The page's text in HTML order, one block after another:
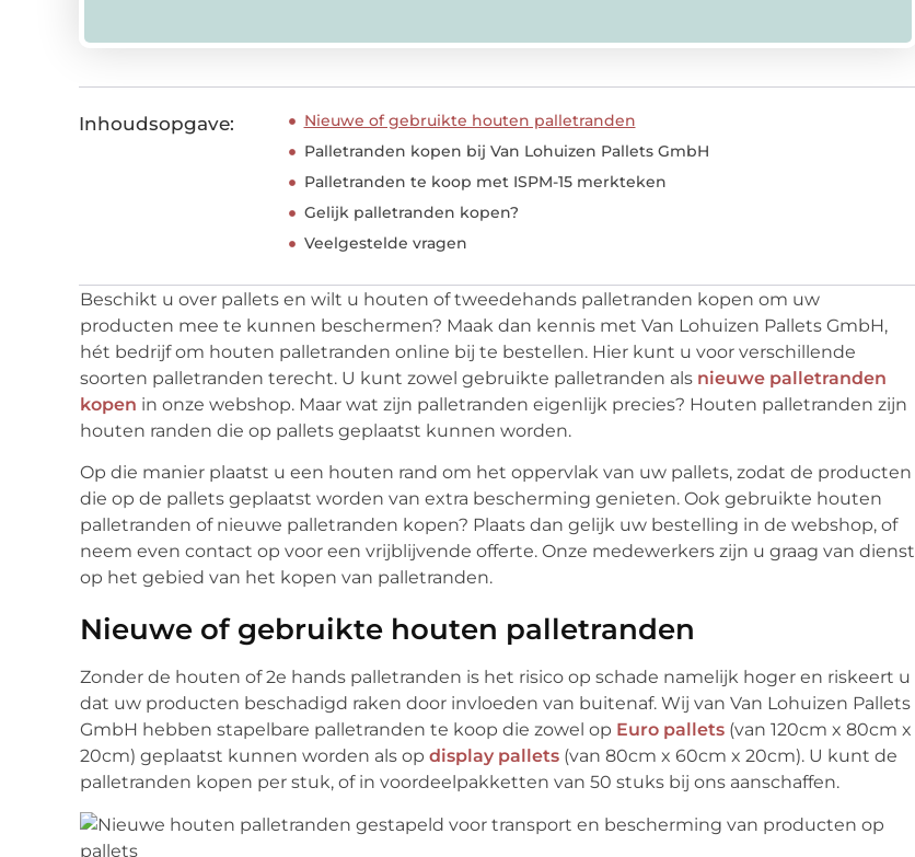
Inhoudsopgave:
Nieuwe of gebruikte houten palletranden
Palletranden kopen bij Van Lohuizen Pallets GmbH
Palletranden te koop met ISPM-15 merkteken
Gelijk palletranden kopen?
Veelgestelde vragen
Beschikt u over pallets en wilt u houten of tweedehands palletranden kopen om uw
producten mee te kunnen beschermen? Maak dan kennis met Van Lohuizen Pallets GmbH,
hét bedrijf om houten palletranden online bij te bestellen. Hier kunt u voor verschillende
soorten palletranden terecht. U kunt zowel gebruikte palletranden als nieuwe palletranden
kopen in onze webshop. Maar wat zijn palletranden eigenlijk precies? Houten palletranden zijn
houten randen die op pallets geplaatst kunnen worden.
Op die manier plaatst u een houten rand om het oppervlak van uw pallets, zodat de producten
die op de pallets geplaatst worden van extra bescherming genieten. Ook gebruikte houten
palletranden of nieuwe palletranden kopen? Plaats dan gelijk uw bestelling in de webshop, of
neem even contact op voor een vrijblijvende offerte. Onze medewerkers zijn u graag van dienst
op het gebied van het kopen van palletranden.
Nieuwe of gebruikte houten palletranden
Zonder de houten of 2e hands palletranden is het risico op schade namelijk hoger en riskeert u
dat uw producten beschadigd raken door invloeden van buitenaf. Wij van Van Lohuizen Pallets
GmbH hebben stapelbare palletranden te koop die zowel op Euro pallets (van 120cm x 80cm x
20cm) geplaatst kunnen worden als op display pallets (van 80cm x 60cm x 20cm). U kunt de
palletranden kopen per stuk, of in voordeelpakketten van 50 stuks bij ons aanschaffen.